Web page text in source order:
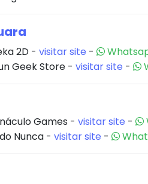
2D - visitar site -
Geek Store - visitar site -
Games - visitar site -
Nunca - visitar site -